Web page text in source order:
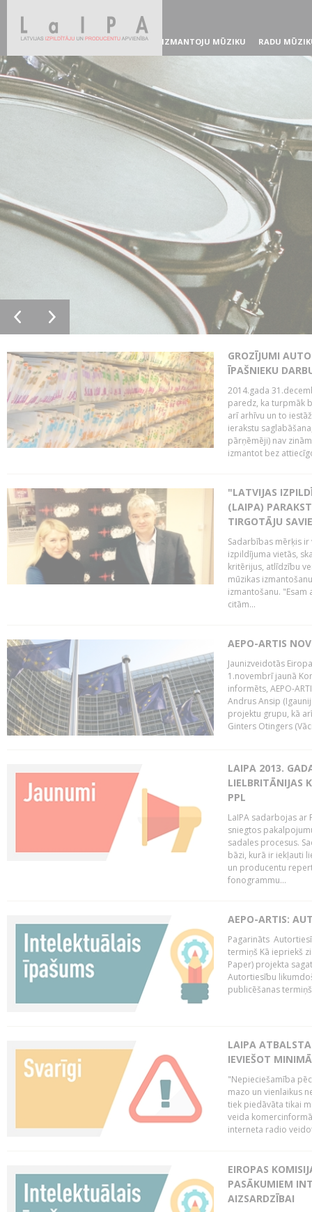
IZMANTOJU MŪZIKU RADU
GROZĪJUMI
ĪPAŠNIEKU
2014.gada
paredz, ka turpmāk
arī arhīvu un to
ierakstu
pārņēmēji) nav
izmantot bez
"LATVIJAS
(LAIPA)
TIRGOTĀJU
Sadarbības mērķis
izpildījuma vietās,
kritērijus, atlīdzību
mūzikas
izmantošanu.
citām...
AEPO-ARTIS
Jaunizveidotās
1.novembrī jaunā
informēts, AEPO-
Andrus Ansip
projektu grupu, kā
Ginters Otingers
LAIPA 2013.
LIELBRITĀNIJAS
PPL
LaIPA sadarbojas
sniegtos
sadales procesus.
bāzi, kurā ir iekļauti
un producentu
fonogrammu...
AEPO-ARTIS:
Pagarināts
termiņš Kā iepriekš
Paper) projekta
Autortiesību
publicēšanas
LAIPA
IEVIEŠOT
"Nepieciešamība
mazo un vienlaikus
tiek piedāvāta tikai
veida
interneta radio
EIROPAS
PASĀKUMIEM
AIZSARDZĪBAI